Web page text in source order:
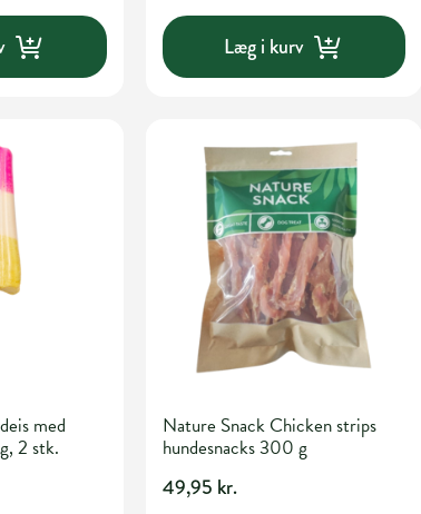
Læg i kurv
med
2 stk.
Nature Snack Chicken strips
hundesnacks 300 g
49,95 kr.